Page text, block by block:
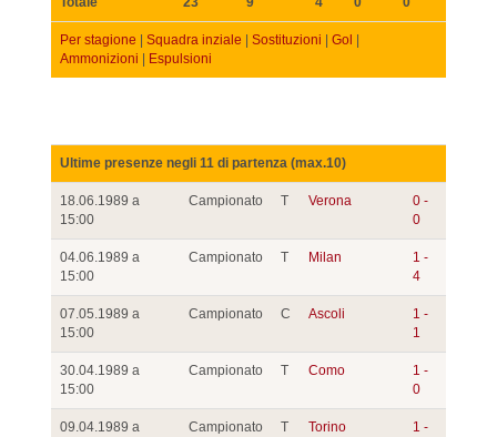
Per stagione Squadra inziale Sostituzioni Gol
Ammonizioni
Espulsioni
Ultime presenze negli 11 di partenza (max.10)
18.06.1989 a
15:00
Campionato T Verona
0 -
0
04.06.1989 a
15:00
Campionato T Milan
1 -
4
07.05.1989 a
15:00
Campionato C Ascoli
1 -
1
30.04.1989 a
15:00
Campionato T Como
1 -
0
09.04.1989 a
Campionato T Torino
1 -